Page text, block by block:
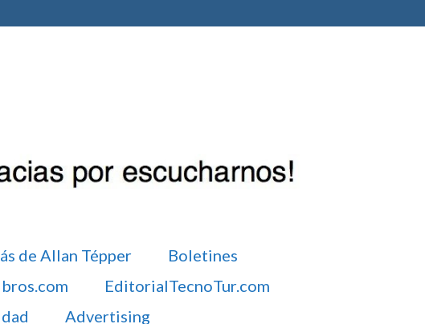
de Allan Tépper
Boletines
EditorialTecnoTur.com
Advertising